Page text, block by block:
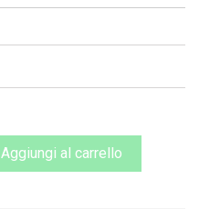
Aggiungi al carrello